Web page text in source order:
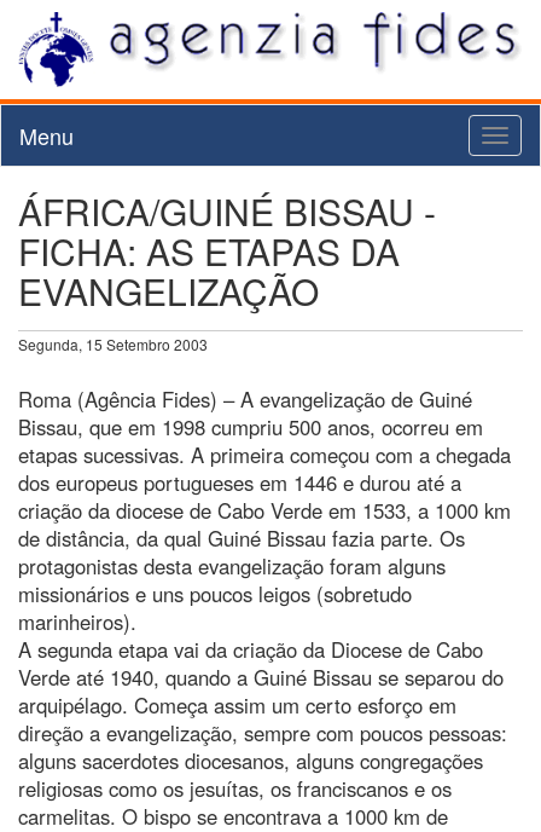
Menu
ÁFRICA/GUINÉ BISSAU -
FICHA: AS ETAPAS DA
EVANGELIZAÇÃO
Segunda, 15 Setembro 2003
Roma (Agência Fides) – A evangelização de Guiné
Bissau, que em 1998 cumpriu 500 anos, ocorreu em
etapas sucessivas. A primeira começou com a chegada
dos europeus portugueses em 1446 e durou até a
criação da diocese de Cabo Verde em 1533, a 1000 km
de distância, da qual Guiné Bissau fazia parte. Os
protagonistas desta evangelização foram alguns
missionários e uns poucos leigos (sobretudo
marinheiros).
A segunda etapa vai da criação da Diocese de Cabo
Verde até 1940, quando a Guiné Bissau se separou do
arquipélago. Começa assim um certo esforço em
direção a evangelização, sempre com poucos pessoas:
alguns sacerdotes diocesanos, alguns congregações
religiosas como os jesuítas, os franciscanos e os
carmelitas. O bispo se encontrava a 1000 km de